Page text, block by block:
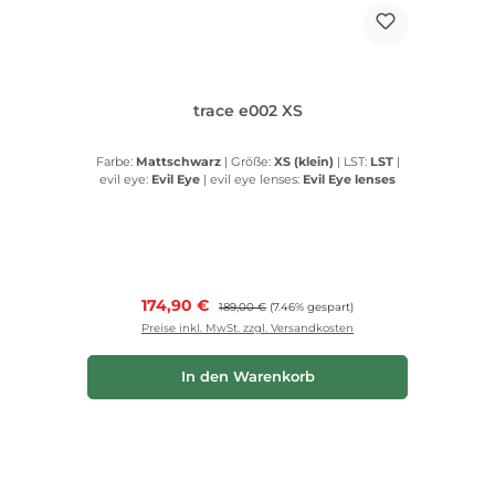
trace e002 XS
Farbe: Mattschwarz | Größe: XS (klein) | LST: LST |
evil eye: Evil Eye | evil eye lenses: Evil Eye lenses
Verkaufspreis:
174,90 € Regulärer Preis:
189,00 € (7.46% gespart)
Preise inkl. MwSt. zzgl. Versandkosten
In den Warenkorb